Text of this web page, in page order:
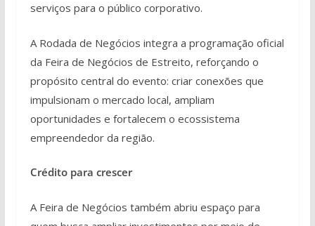
serviços para o público corporativo.
A Rodada de Negócios integra a programação oficial
da Feira de Negócios de Estreito, reforçando o
propósito central do evento: criar conexões que
impulsionam o mercado local, ampliam
oportunidades e fortalecem o ecossistema
empreendedor da região.
Crédito para crescer
A Feira de Negócios também abriu espaço para